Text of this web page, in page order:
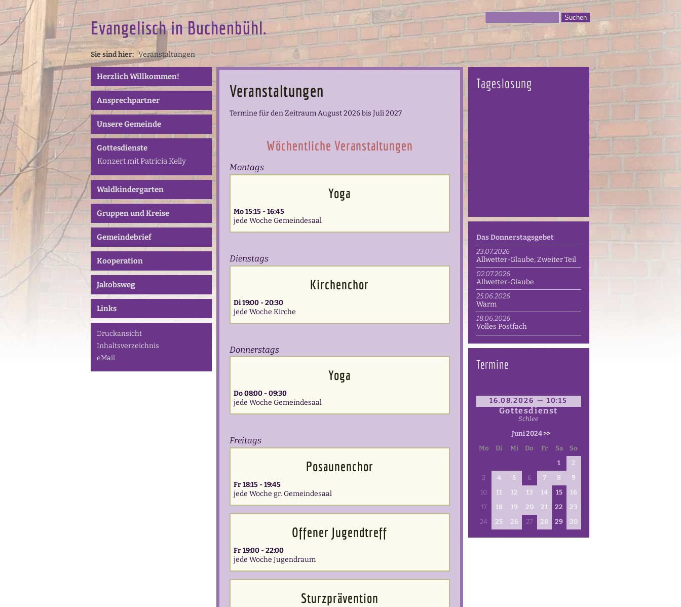
Evangelisch in Buchenbühl.
Sie sind hier:Veranstaltungen
Herzlich Willkommen!
Ansprechpartner
Unsere Gemeinde
Gottesdienste
Konzert mit Patricia Kelly
Waldkindergarten
Gruppen und Kreise
Gemeindebrief
Kooperation
Jakobsweg
Links
Druckansicht
Inhaltsverzeichnis
eMail
Veranstaltungen
Termine für den Zeitraum August 2026 bis Juli 2027
Wöchentliche Veranstaltungen
Montags
Yoga
Mo 15:15 - 16:45
jede Woche Gemeindesaal
Dienstags
Kirchenchor
Di 19:00 - 20:30
jede Woche Kirche
Donnerstags
Yoga
Do 08:00 - 09:30
jede Woche Gemeindesaal
Freitags
Posaunenchor
Fr 18:15 - 19:45
jede Woche gr. Gemeindesaal
Offener Jugendtreff
Fr 19:00 - 22:00
jede Woche Jugendraum
Sturzprävention
Tageslosung
Das Donnerstagsgebet
23.07.2026
Allwetter-Glaube, Zweiter Teil
02.07.2026
Allwetter-Glaube
25.06.2026
Warm
18.06.2026
Volles Postfach
Termine
16.08.2026 — 10:15
Gottesdienst
Schlee
23.08.2026 — 10:00
Gottesdienst
T. Auers
30.08.2026 — 10:00
Gottesdienst
Juni 2024>>
Mo
Di Mi Do Fr Sa
So
1
2
3
4 5 6 7 8
9
10
11 12 13 14 15
16
17
18 19 20 21 22
23
24
25 26 27 28 29 30